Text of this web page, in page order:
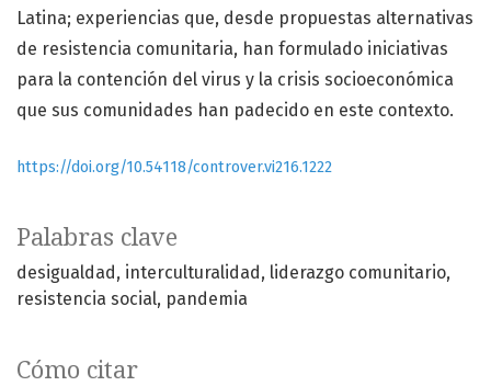
Palabras clave
desigualdad interculturalidad
liderazgo comunitario
resistencia social pandemia
Cómo citar
Latina; experiencias que, desde propuestas alternativas
de resistencia comunitaria, han formulado iniciativas
para la contención del virus y la crisis socioeconómica
que sus comunidades han padecido en este contexto.
https://doi.org/10.54118/controver.vi216.1222